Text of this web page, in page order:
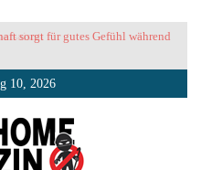
sorgt für gutes Gefühl während
10, 2026